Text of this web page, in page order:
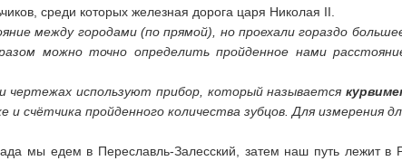
среди которых железная дорога царя Николая II.
между городами (по прямой), но проехали гораздо
можно точно определить пройденное нами
чертежах используют прибор, который называется
счётчика пройденного количества зубцов. Для измерения
мы едем в Переславль-Залесский, затем наш путь лежит в